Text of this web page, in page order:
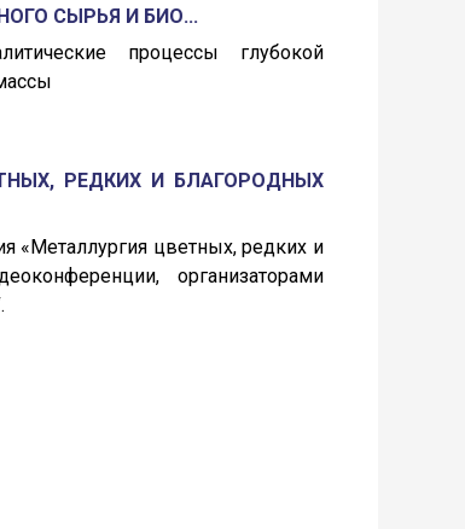
СЫРЬЯ И БИО...
процессы глубокой
РЕДКИХ И БЛАГОРОДНЫХ
«Металлургия цветных, редких и
организаторами